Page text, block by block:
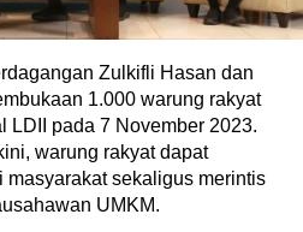
Zulkifli Hasan dan
1.000 warung rakyat
LDII pada 7 November 2023.
warung rakyat dapat
masyarakat sekaligus merintis
UMKM.